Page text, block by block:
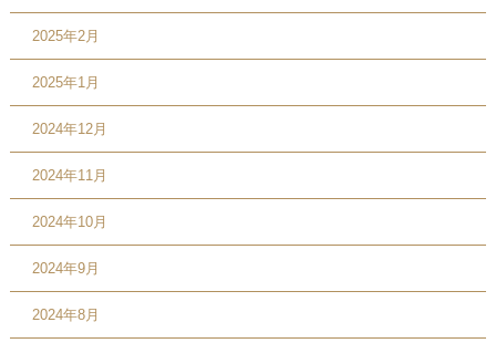
2025年2月
2025年1月
2024年12月
2024年11月
2024年10月
2024年9月
2024年8月